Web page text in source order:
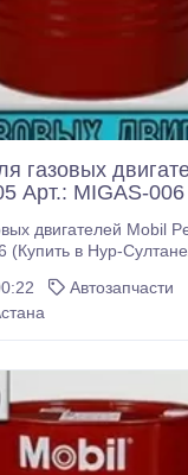
газовых
Арт.: MIGAS-
двигателей Mobil
(Купить в Нур-
поколения серии
для газовых
к
объемом
Автозапчасти